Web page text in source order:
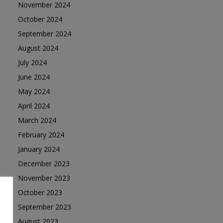
November 2024
October 2024
September 2024
August 2024
July 2024
June 2024
May 2024
April 2024
March 2024
February 2024
January 2024
December 2023
November 2023
October 2023
September 2023